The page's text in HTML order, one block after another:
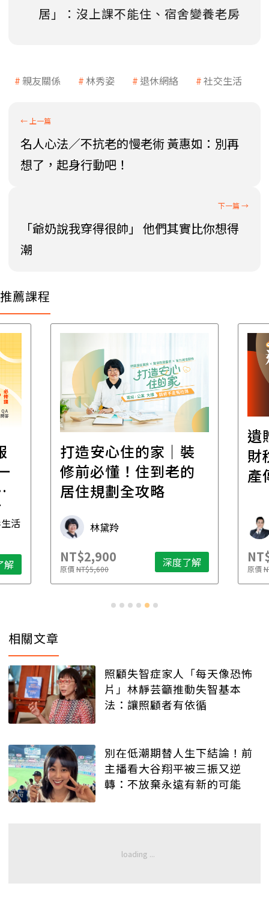
居」：沒上課不能住、宿舍變養老房
親友關係 林秀姿 退休網絡 社交生活
名人心法／不抗老的慢老術 黃惠如：別再
想了，起身行動吧！
「爺奶說我穿得很帥」 他們其實比你想得
潮
推薦課程
活
解
打造安心住的家｜裝
修前必懂！住到老的
居住規劃全攻略
林黛羚
NT$2,900
原價NT$5,600 深度了解
遺
財
產
原價
相關文章
照顧失智症家人「每天像恐怖
片」林靜芸籲推動失智基本
法：讓照顧者有依循
別在低潮期替人生下結論！前
主播看大谷翔平被三振又逆
轉：不放棄永遠有新的可能